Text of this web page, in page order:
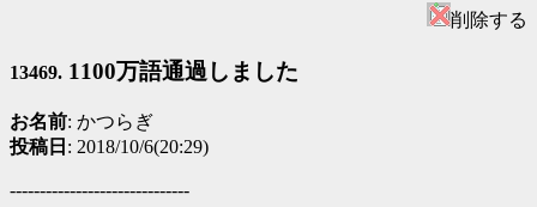
削除する
13469. 1100万語通過しました
お名前: かつらぎ
投稿日 : 2018/10/6(20:29)
------------------------------